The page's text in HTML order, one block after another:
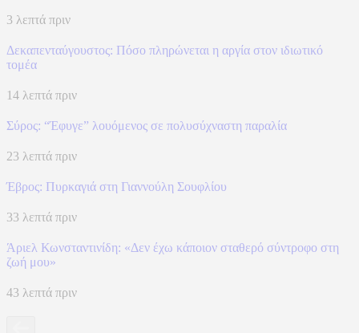
3 λεπτά πριν
Δεκαπενταύγουστος: Πόσο πληρώνεται η αργία στον ιδιωτικό
τομέα
14 λεπτά πριν
Σύρος: “Έφυγε” λουόμενος σε πολυσύχναστη παραλία
23 λεπτά πριν
Έβρος: Πυρκαγιά στη Γιαννούλη Σουφλίου
33 λεπτά πριν
Άριελ Κωνσταντινίδη: «Δεν έχω κάποιον σταθερό σύντροφο στη
ζωή μου»
43 λεπτά πριν